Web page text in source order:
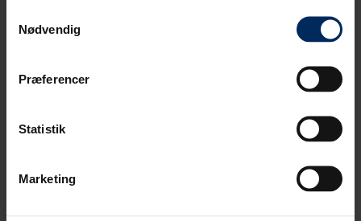
Nødvendig
Præferencer
Statistik
Marketing
Grå
1242875 Grå